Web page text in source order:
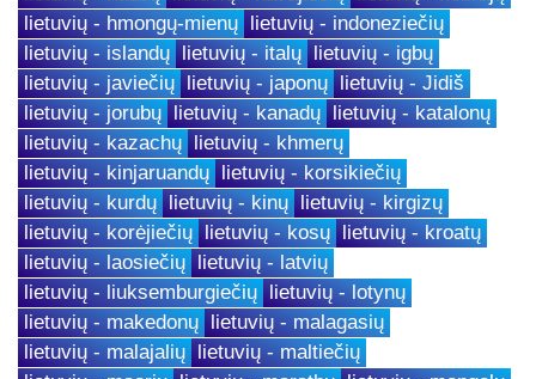
lietuvių - hmongų-mienų lietuvių - indoneziečių
lietuvių - islandų lietuvių - italų lietuvių - igbų
lietuvių - javiečių lietuvių - japonų lietuvių - Jidiš
lietuvių - jorubų lietuvių - kanadų lietuvių - katalonų
lietuvių - kazachų lietuvių - khmerų
lietuvių - kinjaruandų lietuvių - korsikiečių
lietuvių - kurdų lietuvių - kinų lietuvių - kirgizų
lietuvių - korėjiečių lietuvių - kosų lietuvių - kroatų
lietuvių - laosiečių lietuvių - latvių
lietuvių - liuksemburgiečių lietuvių - lotynų
lietuvių - makedonų lietuvių - malagasių
lietuvių - malajalių lietuvių - maltiečių